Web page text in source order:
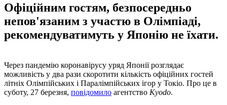
Офіційним гостям, безпосередньо
непов'язаним з участю в Олімпіаді,
рекомендуватимуть у Японію не їхати.
Через пандемію коронавірусу уряд Японії розглядає
можливість у два рази скоротити кількість офіційних гостей
літніх Олімпійських і Паралімпійських ігор у Токіо. Про це в
суботу, 27 березня, повідомило агентство Kyodo.